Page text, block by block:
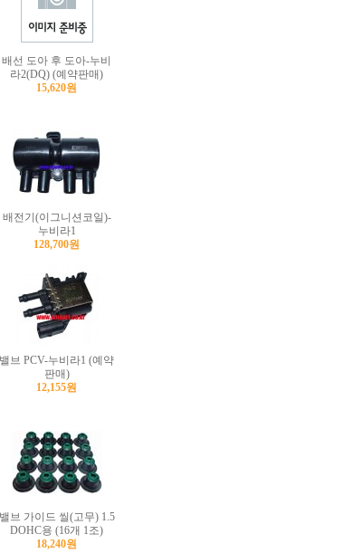
배선 도아 후 도아-누비
라2(DQ) (예약판매)
15,620원
배전기(이그니션코일)-
누비라1
128,700원
밸브 PCV-누비라1 (예약
판매)
12,155원
밸브 가이드 씰(고무) 1.5
DOHC용 (16개 1조)
18,240원